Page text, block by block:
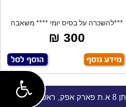
***להשכרה על בסיס יומי **** משאבה
למים
300 ₪